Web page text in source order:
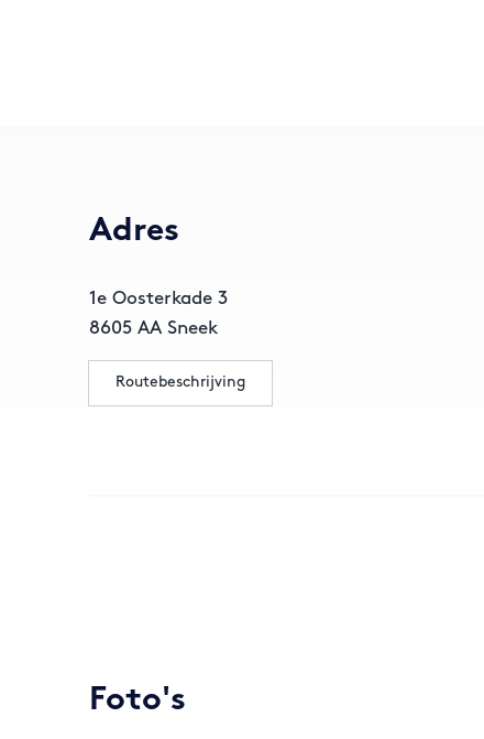
Adres
1e Oosterkade 3
8605 AA Sneek
Routebeschrijving
Foto's